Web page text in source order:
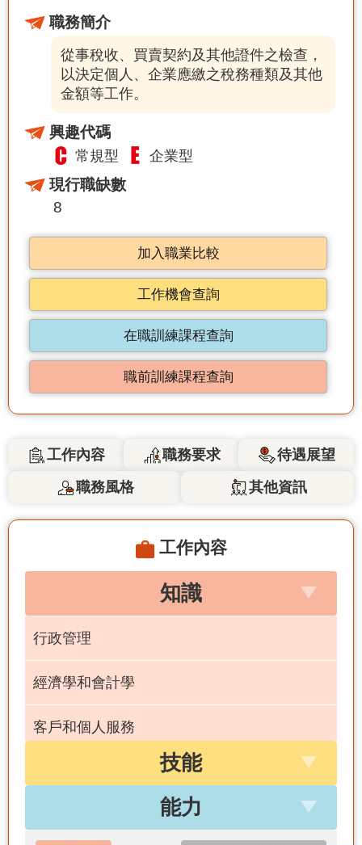
職務簡介
從事稅收、買賣契約及其他證件之檢查，
以決定個人、企業應繳之稅務種類及其他
金額等工作。
興趣代碼
常規型 企業型
現行職缺數
8
加入職業比較
工作機會查詢
在職訓練課程查詢
職前訓練課程查詢
工作內容 職務要求
待遇展望
職務風格
其他資訊
工作內容
知識
行政管理
經濟學和會計學
客戶和個人服務
技能
能力